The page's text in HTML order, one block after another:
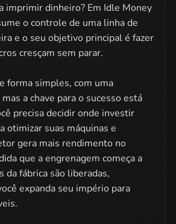
imprimir dinheiro? Em Idle Money
o controle de uma linha de
e o seu objetivo principal é fazer
cresçam sem parar.
forma simples, com uma
a chave para o sucesso está
precisa decidir onde investir
otimizar suas máquinas e
gera mais rendimento no
que a engrenagem começa a
da fábrica são liberadas,
expanda seu império para